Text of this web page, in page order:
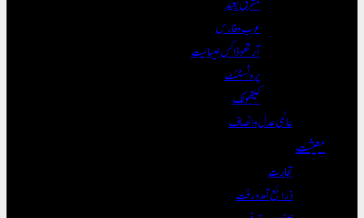
عرب و فارس
آرتھوڈاکس عیسائیت
پروٹسٹنٹ
کیتھولک
عالمی عدل و انصاف
معیشت
تجارت
ذرائع آمدورفت